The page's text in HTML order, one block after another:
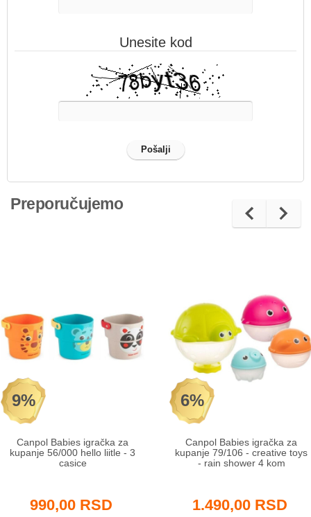
Unesite kod
Preporučujemo
9%
Canpol Babies igračka za
kupanje 56/000 hello liitle - 3
casice
990,00 RSD
6%
Canpol Babies igračka za
kupanje 79/106 - creative toys
- rain shower 4 kom
1.490,00 RSD